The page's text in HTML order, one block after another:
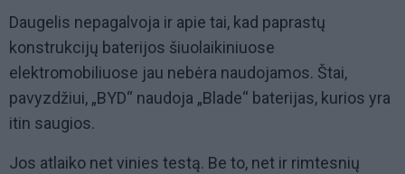
Daugelis nepagalvoja ir apie tai, kad paprastų
konstrukcijų baterijos šiuolaikiniuose
elektromobiliuose jau nebėra naudojamos. Štai,
pavyzdžiui, „BYD“ naudoja „Blade“ baterijas, kurios yra
itin saugios.
Jos atlaiko net vinies testą. Be to, net ir rimtesnių